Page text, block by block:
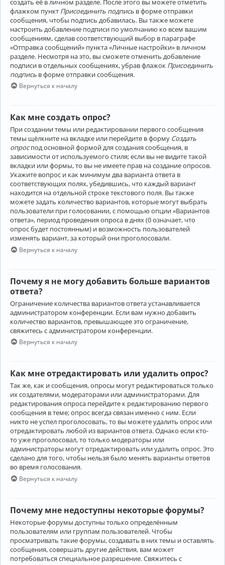
флажком пункт Присоединить подпись в форме отправки
сообщения, чтобы подпись добавилась. Вы также можете
настроить добавление подписи по умолчанию ко всем вашим
сообщениям, сделав соответствующий выбор в параграфе
«Отправка сообщений» пункта «Личные настройки» в личном
разделе. Несмотря на это, вы сможете отменить добавление
подписи в отдельных сообщениях, убрав флажок Присоединить
подпись в форме отправки сообщения.
Вернуться к началу
Как мне создать опрос?
При создании темы или редактировании первого сообщения
темы щёлкните на вкладке или перейдите в форму Создать
опроспод основной формой для создания сообщения, в
зависимости от используемого стиля; если вы не видите такой
вкладки или формы, то вы не имеете прав на создание опросов.
Укажите вопрос и как минимум два варианта ответа в
соответствующих полях, убедившись, что каждый вариант
находится на отдельной строке текстового поля. Вы также
можете задать количество вариантов, которые могут выбрать
пользователи при голосовании, с помощью опции «Вариантов
ответа», период проведения опроса в днях (0 означает, что
опрос будет постоянным) и возможность пользователей
изменять вариант, за который они проголосовали.
Вернуться к началу
Почему я не могу добавить больше вариантов
ответа?
Ограничение количества вариантов ответа устанавливается
администратором конференции. Если вам нужно добавить
количество вариантов, превышающее это ограничение,
свяжитесь с администратором конференции.
Вернуться к началу
Как мне отредактировать или удалить опрос?
Так же, как и сообщения, опросы могут редактироваться только
их создателями, модераторами или администраторами. Для
редактирования опроса перейдите к редактированию первого
сообщения в теме; опрос всегда связан именно с ним. Если
никто не успел проголосовать, то вы можете удалить опрос или
отредактировать любой из вариантов ответа. Однако если кто-
то уже проголосовал, то только модераторы или
администраторы могут отредактировать или удалить опрос. Это
сделано для того, чтобы нельзя было менять варианты ответов
во время голосования.
Вернуться к началу
Почему мне недоступны некоторые форумы?
Некоторые форумы доступны только определённым
пользователям или группам пользователей. Чтобы
просматривать такие форумы, создавать в них темы и оставлять
сообщения, совершать другие действия, вам может
потребоваться специальное разрешение. Свяжитесь с